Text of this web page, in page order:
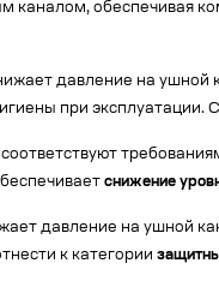
обеспечивая
давление на ушной
при
соответствуют
снижение
давление на ушной
к категории